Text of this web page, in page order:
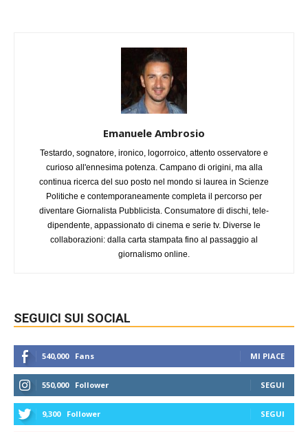
Emanuele Ambrosio
Testardo, sognatore, ironico, logorroico, attento osservatore e
curioso all'ennesima potenza. Campano di origini, ma alla
continua ricerca del suo posto nel mondo si laurea in Scienze
Politiche e contemporaneamente completa il percorso per
diventare Giornalista Pubblicista. Consumatore di dischi, tele-
dipendente, appassionato di cinema e serie tv. Diverse le
collaborazioni: dalla carta stampata fino al passaggio al
giornalismo online.
SEGUICI SUI SOCIAL
540,000 Fans MI PIACE
550,000 Follower SEGUI
9,300 Follower SEGUI